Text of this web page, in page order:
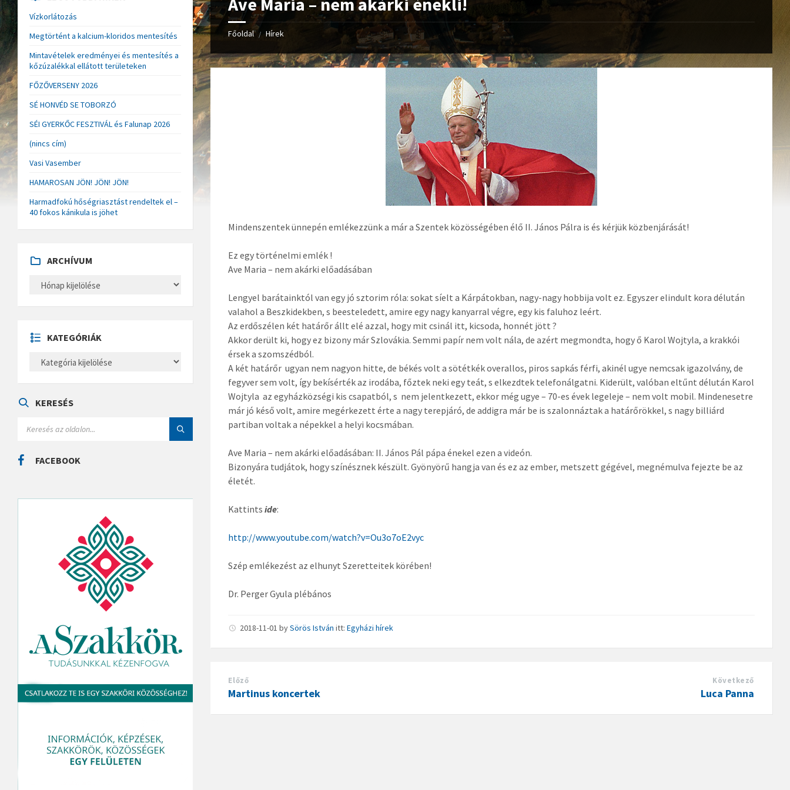
Főoldal / Hírek
Mindenszentek ünnepén emlékezzünk a már a Szentek közösségében élő II. János Pálra is és kérjük közbenjárását!
Ez egy történelmi emlék !
Ave Maria – nem akárki előadásában
Lengyel barátainktól van egy jó sztorim róla: sokat síelt a Kárpátokban, nagy-nagy hobbija volt ez. Egyszer elindult kora délután
valahol a Beszkidekben, s beesteledett, amire egy nagy kanyarral végre, egy kis faluhoz leért.
Az erdőszélen két határőr állt elé azzal, hogy mit csinál itt, kicsoda, honnét jött ?
Akkor derült ki, hogy ez bizony már Szlovákia. Semmi papír nem volt nála, de azért megmondta, hogy ő Karol Wojtyla, a krakkói
érsek a szomszédból.
A két határőr ugyan nem nagyon hitte, de békés volt a sötétkék overallos, piros sapkás férfi, akinél ugye nemcsak igazolvány, de
fegyver sem volt, így bekísérték az irodába, főztek neki egy teát, s elkezdtek telefonálgatni. Kiderült, valóban eltűnt délután Karol
Wojtyla az egyházközségi kis csapatból, s nem jelentkezett, ekkor még ugye – 70-es évek legeleje – nem volt mobil. Mindenesetre
már jó késő volt, amire megérkezett érte a nagy terepjáró, de addigra már be is szalonnáztak a határőrökkel, s nagy billiárd
partiban voltak a népekkel a helyi kocsmában.
Ave Maria – nem akárki előadásában: II. János Pál pápa énekel ezen a videón.
Bizonyára tudjátok, hogy színésznek készült. Gyönyörű hangja van és ez az ember, metszett gégével, megnémulva fejezte be az
életét.
Kattints ide:
http://www.youtube.com/watch?v=Ou3o7oE2vyc
Szép emlékezést az elhunyt Szeretteitek körében!
Dr. Perger Gyula plébános
2018-11-01bySörös István itt:Egyházi hírek
Előző
Martinus koncertek
Következő
Luca Panna
Vízkorlátozás
Megtörtént a kalcium-kloridos mentesítés
Mintavételek eredményei és mentesítés a
kőzúzalékkal ellátott területeken
FŐZŐVERSENY 2026
SÉ HONVÉD SE TOBORZÓ
SÉI GYERKŐC FESZTIVÁL és Falunap 2026
(nincs cím)
Vasi Vasember
HAMAROSAN JÖN! JÖN! JÖN!
Harmadfokú hőségriasztást rendeltek el –
40 fokos kánikula is jöhet
ARCHÍVUM
H
U
M
KATEGÓRIÁK
E
Á
KERESÉS
C
H
FACEBOOK